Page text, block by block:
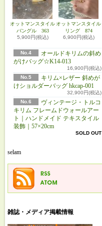
オットマンスタイル
バングル 363
5,900円(税込)
オットマンスタイル
リング 874
6,900円(税込)
No.4
オールドキリムの斜め
がけバッグ☆K14-013
16,900円(税込)
No.5
キリム×レザー 斜めが
けショルダーバッグ hkcap-001
32,900円(税込)
No.6
ヴィンテージ・トルコ
キリム フレームドウォールアー
ト｜ハンドメイド テキスタイル
装飾｜57×20cm
SOLD OUT
selam
雑誌・メディア掲載情報